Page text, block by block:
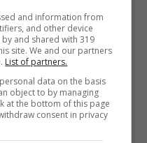
giovane talento.
riportato dai
e Roma
è pronta a beffare
Krstovic.
and information from
and other device
and shared with 319
site. We and our partners
List of partners.
data on the basis
object to by managing
at the bottom of this page
consent in privacy